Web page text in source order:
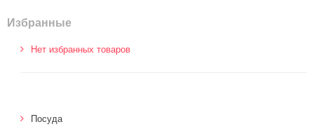
Избранные
Нет избранных товаров
Посуда